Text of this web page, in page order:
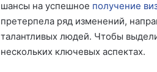
шансы на успешное получение
претерпела ряд изменений,
талантливых людей. Чтобы
нескольких ключевых аспектах.